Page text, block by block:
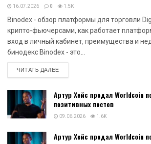
16.07.2026 0 1.5K
Binodex - обзор платформы для торговли
крипто-фьючерсами, как работает
вход в личный кабинет, преимущества и
бинодекс Binodex - это...
ЧИТАТЬ ДАЛЕЕDETAILS
Артур Хейс продал Worldcoin
позитивных постов
09.06.2026 1.6K
Артур Хейс продал Worldcoin